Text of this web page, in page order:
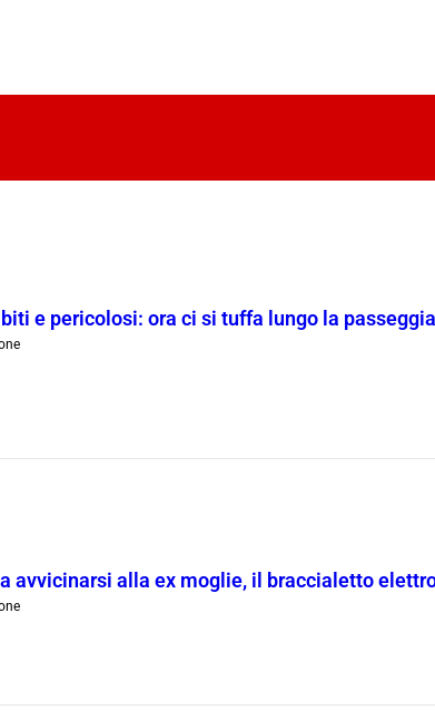
e pericolosi: ora ci si tuffa lungo la
avvicinarsi alla ex moglie, il braccialetto